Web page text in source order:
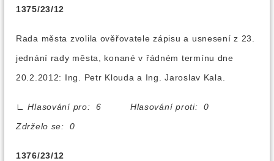
1375/23/12
Rada města zvolila ověřovatele zápisu a usnesení z 23.
jednání rady města, konané v řádném termínu dne
20.2.2012: Ing. Petr Klouda a Ing. Jaroslav Kala.
∟
Hlasování pro: 6 Hlasování proti: 0
Zdrželo se: 0
1376/23/12